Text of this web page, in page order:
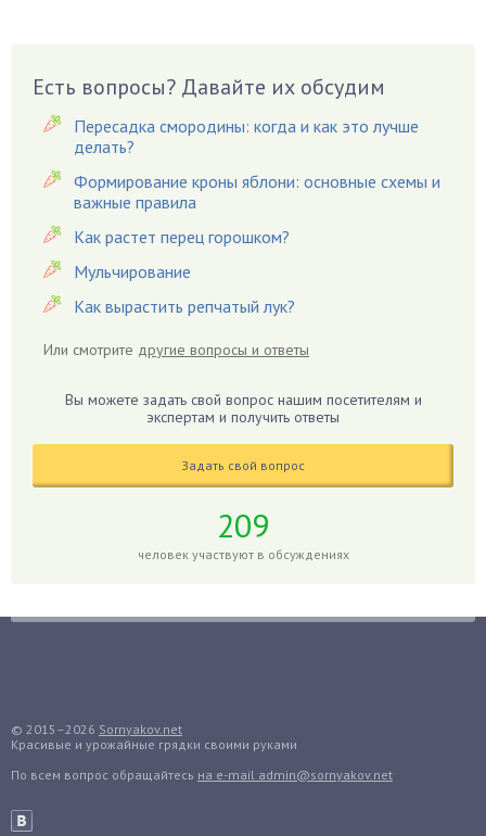
Вешенки
Виноград
Вредители
Гардения
Гацания
Гвоздики
Георгины
Гиацинт
Гладиолусы
Гранат
Грядки
Гуава
Есть вопросы? Давайте их обсудим
Пересадка смородины: когда и как это лучше
делать?
Формирование кроны яблони: основные схемы и
важные правила
Как растет перец горошком?
Мульчирование
Как вырастить репчатый лук?
Или смотрите другие вопросы и ответы
Вы можете задать свой вопрос нашим посетителям и
экспертам и получить ответы
Задать свой вопрос
209
человек участвуют в обсуждениях
© 2015–2026 Sornyakov.net
Красивые и урожайные грядки своими руками
По всем вопрос обращайтесь на e-mail admin@sornyakov.net